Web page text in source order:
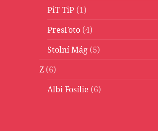
PiT TiP (1)
PresFoto (4)
Stolní Mág (5)
Z (6)
Albi Fosílie (6)